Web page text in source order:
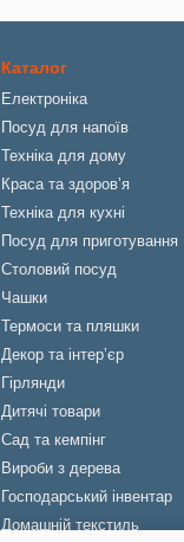
Каталог
Електроніка
Посуд для напоїв
Техніка для дому
Краса та здоровʼя
Техніка для кухні
Посуд для приготування
Столовий посуд
Чашки
Термоси та пляшки
Декор та інтерʼєр
Гірлянди
Дитячі товари
Сад та кемпінг
Вироби з дерева
Господарський інвентар
Домашній текстиль